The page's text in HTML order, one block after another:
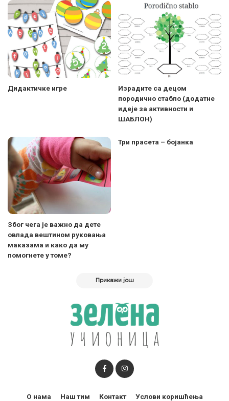
Дидактичке игре
Израдите са децом
породично стабло (додатне
идеје за активности и
ШАБЛОН)
Због чега је важно да дете
овлада вештином руковања
маказама и како да му
помогнете у томе?
Три прасета – бојанка
Прикажи још
О нама Наш тим Контакт Услови коришћења